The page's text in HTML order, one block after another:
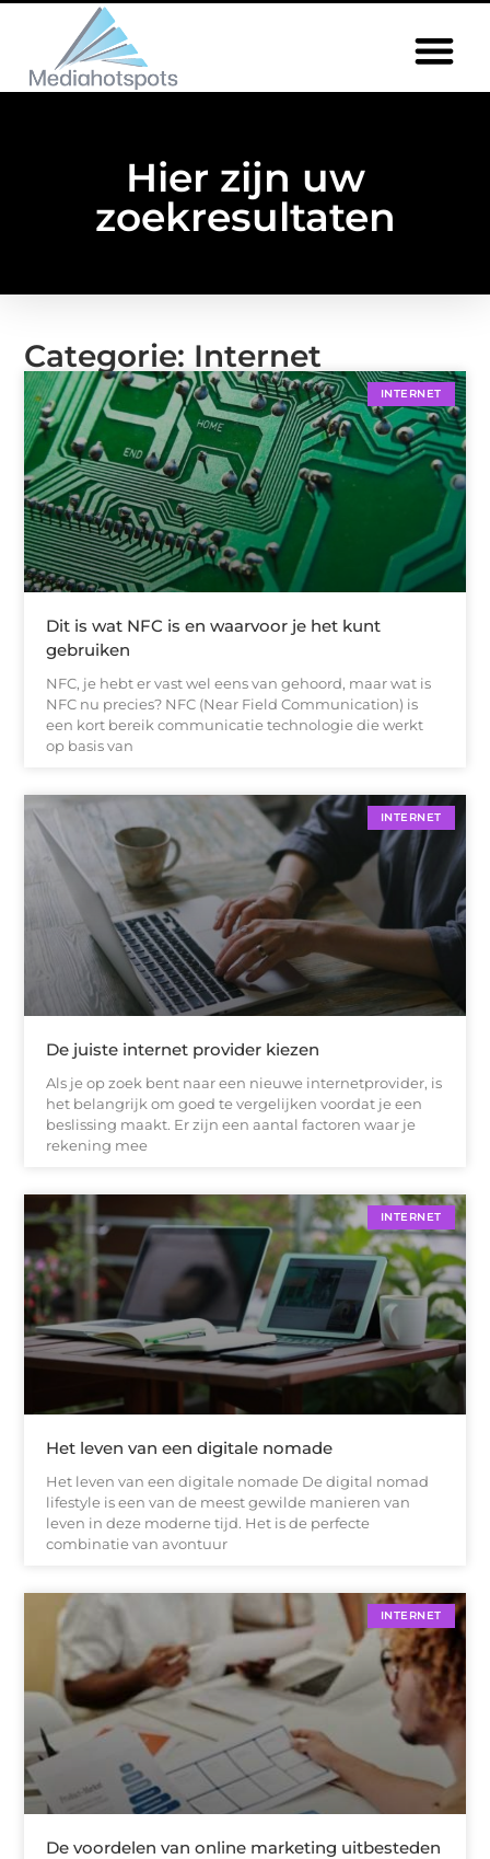
Hier zijn uw
zoekresultaten
Categorie: Internet
INTERNET
Dit is wat NFC is en waarvoor je het kunt
gebruiken
NFC, je hebt er vast wel eens van gehoord, maar wat is
NFC nu precies? NFC (Near Field Communication) is
een kort bereik communicatie technologie die werkt
op basis van
INTERNET
De juiste internet provider kiezen
Als je op zoek bent naar een nieuwe internetprovider, is
het belangrijk om goed te vergelijken voordat je een
beslissing maakt. Er zijn een aantal factoren waar je
rekening mee
INTERNET
Het leven van een digitale nomade
Het leven van een digitale nomade De digital nomad
lifestyle is een van de meest gewilde manieren van
leven in deze moderne tijd. Het is de perfecte
combinatie van avontuur
INTERNET
De voordelen van online marketing uitbesteden